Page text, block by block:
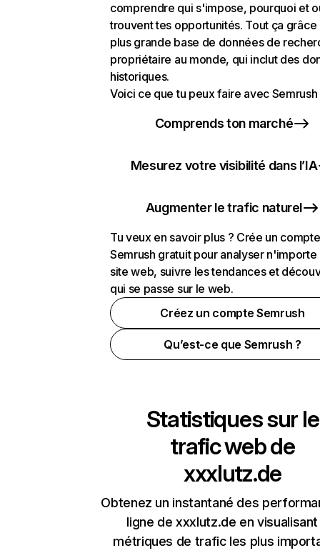
comprendre qui s'impose, pourquoi et
trouvent tes opportunités. Tout ça grâce
plus grande base de données de
propriétaire au monde, qui inclut des
historiques.
Voici ce que tu peux faire avec Semrush
Comprends ton marché
Mesurez votre visibilité dans l’IA
Augmenter le trafic naturel
Tu veux en savoir plus ? Crée un compte
Semrush gratuit pour analyser n'importe
site web, suivre les tendances et
qui se passe sur le web.
Créez un compte Semrush
Qu’est-ce que Semrush ?
Statistiques sur le
trafic web de
xxxlutz.de
Obtenez un instantané des
ligne de xxxlutz.de en
métriques de trafic les plus